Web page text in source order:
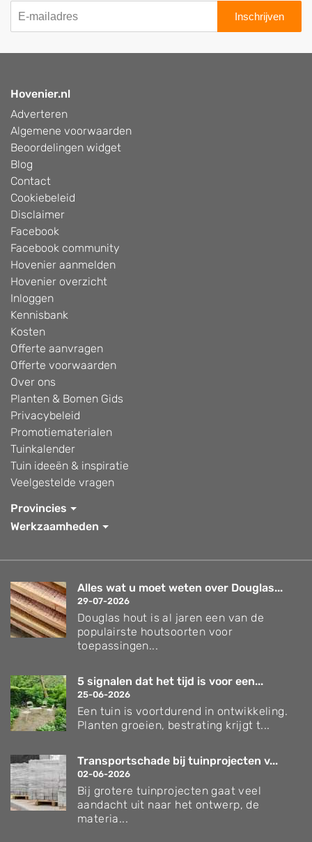
Inschrijven
Hovenier.nl
Adverteren
Algemene voorwaarden
Beoordelingen widget
Blog
Contact
Cookiebeleid
Disclaimer
Facebook
Facebook community
Hovenier aanmelden
Hovenier overzicht
Inloggen
Kennisbank
Kosten
Offerte aanvragen
Offerte voorwaarden
Over ons
Planten & Bomen Gids
Privacybeleid
Promotiematerialen
Tuinkalender
Tuin ideeën & inspiratie
Veelgestelde vragen
Provincies
Werkzaamheden
Alles wat u moet weten over Douglas...
29-07-2026
Douglas hout is al jaren een van de
populairste houtsoorten voor
toepassingen...
5 signalen dat het tijd is voor een...
25-06-2026
Een tuin is voortdurend in ontwikkeling.
Planten groeien, bestrating krijgt t...
Transportschade bij tuinprojecten v...
02-06-2026
Bij grotere tuinprojecten gaat veel
aandacht uit naar het ontwerp, de
materia...